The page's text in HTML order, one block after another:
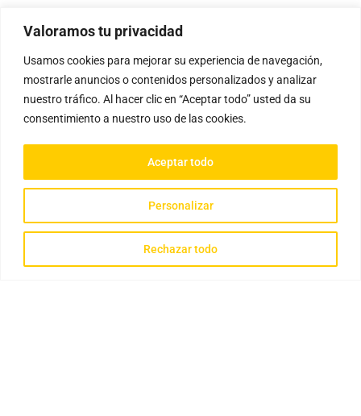
Valoramos tu privacidad
Usamos cookies para mejorar su experiencia de navegación,
mostrarle anuncios o contenidos personalizados y analizar
nuestro tráfico. Al hacer clic en “Aceptar todo” usted da su
consentimiento a nuestro uso de las cookies.
Personalizar
Rechazar todo
Aceptar todo